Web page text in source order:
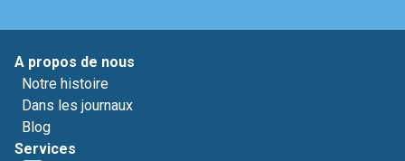
A propos de nous
Notre histoire
Dans les journaux
Blog
Services